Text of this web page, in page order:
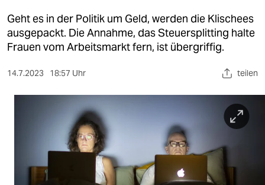
kultur
sport
berlin
nord
Geht es in der Politik um Geld, werden die Klischees
ausgepackt. Die Annahme, das Steuersplitting halte
Frauen vom Arbeitsmarkt fern, ist übergriffig.
14.7.2023 18:57 Uhr teilen